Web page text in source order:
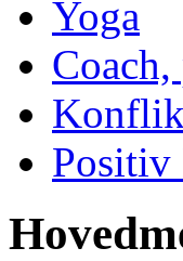
Yoga
Positiv